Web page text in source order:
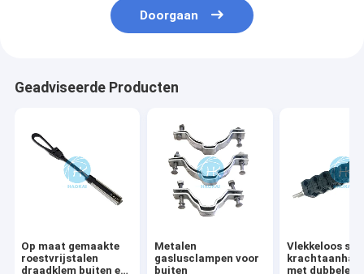
Doorgaan
Geadviseerde Producten
Op maat gemaakte
roestvrijstalen
draadklem buiten en
Metalen
gaslusclampen voor
buiten
Vlekkeloos
met dubbele